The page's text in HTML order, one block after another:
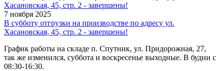
7 ноября 2025
В субботу отгрузки на производстве по адресу ул.
Хасановская, 45, стр. 2 - завершены!
График работы на складе п. Спутник, ул. Придорожная, 27,
так же изменился, суббота и воскресенье выходные. В будни с
08:30-16:30.